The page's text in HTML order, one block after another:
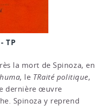
TP
la mort de Spinoza, en
, le TRaité politique,
dernière œuvre
Spinoza y reprend